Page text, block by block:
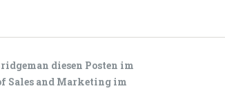
diesen Posten im
Sales and Marketing im